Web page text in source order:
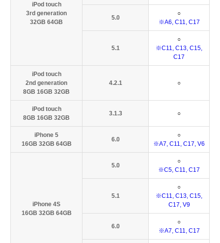
iPod touch
3rd generation
32GB 64GB
5.0
○
※A6, C11, C17
5.1
○
※C11, C13, C15,
C17
iPod touch
2nd generation
8GB 16GB 32GB
4.2.1 ○
iPod touch
8GB 16GB 32GB
3.1.3 ○
iPhone 5
16GB 32GB 64GB
6.0
○
※A7, C11, C17, V6
iPhone 4S
16GB 32GB 64GB
5.0
○
※C5, C11, C17
5.1
○
※C11, C13, C15,
C17, V9
6.0
○
※A7, C11, C17